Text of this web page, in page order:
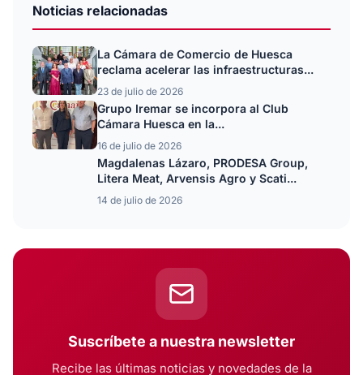
Noticias relacionadas
La Cámara de Comercio de Huesca
reclama acelerar las infraestructuras...
23 de julio de 2026
Grupo Iremar se incorpora al Club
Cámara Huesca en la...
16 de julio de 2026
Magdalenas Lázaro, PRODESA Group,
Litera Meat, Arvensis Agro y Scati...
14 de julio de 2026
Suscríbete a nuestra newsletter
Recibe las últimas noticias y novedades de la